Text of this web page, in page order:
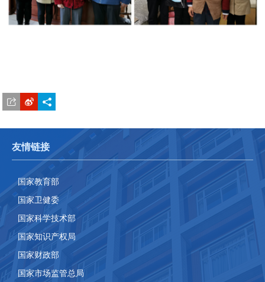
友情链接
国家教育部
国家卫健委
国家科学技术部
国家知识产权局
国家财政部
国家市场监管总局